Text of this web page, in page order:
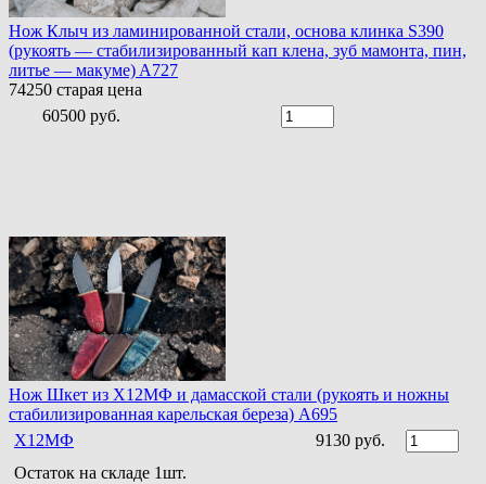
Нож Клыч из ламинированной стали, основа клинка S390
(рукоять — стабилизированный кап клена, зуб мамонта, пин,
литье — макуме) A727
74250 старая цена
60500 руб.
Нож Шкет из Х12МФ и дамасской стали (рукоять и ножны
стабилизированная карельская береза) A695
Х12МФ
9130 руб.
Остаток на складе 1шт.